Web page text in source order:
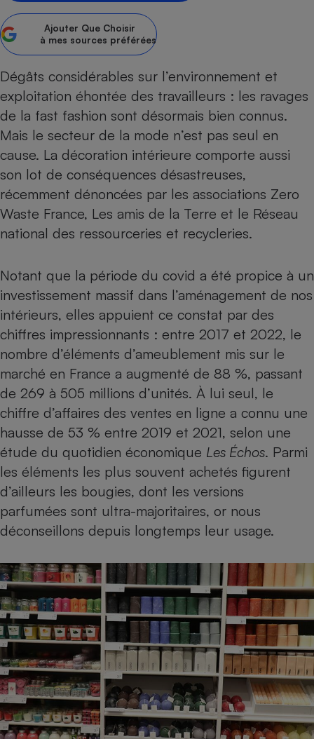
Ajouter Que Choisir
à mes sources préférées
Dégâts considérables sur l’environnement et
exploitation éhontée des travailleurs : les ravages
de la fast fashion sont désormais bien connus.
Mais le secteur de la mode n’est pas seul en
cause. La décoration intérieure comporte aussi
son lot de conséquences désastreuses,
récemment dénoncées par les associations Zero
Waste France, Les amis de la Terre et le Réseau
national des ressourceries et recycleries.
Notant que la période du covid a été propice à un
investissement massif dans l’aménagement de nos
intérieurs, elles appuient ce constat par des
chiffres impressionnants : entre 2017 et 2022, le
nombre d’éléments d’ameublement mis sur le
marché en France a augmenté de 88 %, passant
de 269 à 505 millions d’unités. À lui seul, le
chiffre d’affaires des ventes en ligne a connu une
hausse de 53 % entre 2019 et 2021, selon une
étude du quotidien économique Les Échos. Parmi
les éléments les plus souvent achetés figurent
d’ailleurs les bougies, dont les versions
parfumées sont ultra-majoritaires, or nous
déconseillons depuis longtemps leur usage.
bouteille
Banque
Plaque de cuisson à
induction
Climatiseur -
Ventilateur
Cafetière à expressos
Téléviseur
Téléphone mobile -
Smartphone
Antivirus
Matelas
Radiateur électrique
Climatiseur -
Ventilateur
Antimoustique